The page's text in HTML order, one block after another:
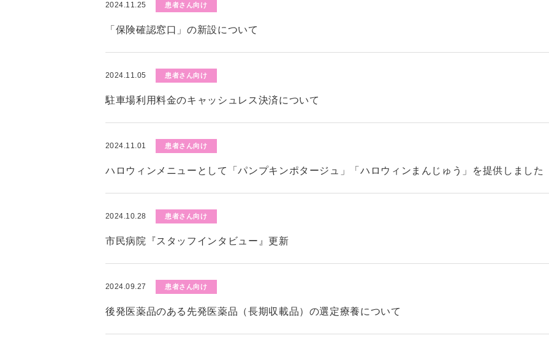
2024.11.25 患者さん向け
「保険確認窓口」の新設について
2024.11.05 患者さん向け
駐車場利用料金のキャッシュレス決済について
2024.11.01 患者さん向け
ハロウィンメニューとして「パンプキンポタージュ」「ハロウィンまんじゅう」を提供しました
2024.10.28 患者さん向け
市民病院『スタッフインタビュー』更新
2024.09.27 患者さん向け
後発医薬品のある先発医薬品（長期収載品）の選定療養について